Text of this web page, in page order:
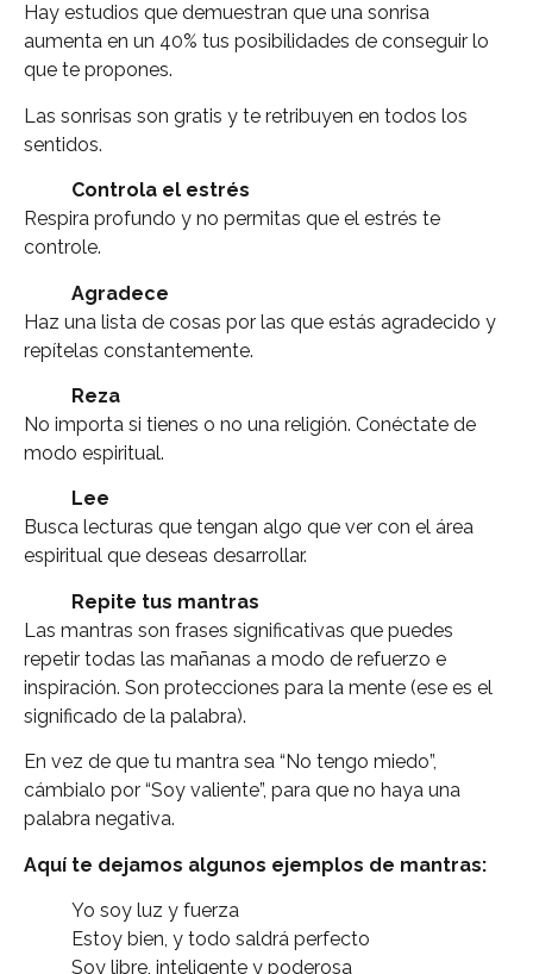
Hay estudios que demuestran que una sonrisa
aumenta en un 40% tus posibilidades de conseguir lo
que te propones.
Las sonrisas son gratis y te retribuyen en todos los
sentidos.
Controla el estrés
Respira profundo y no permitas que el estrés te
controle.
Agradece
Haz una lista de cosas por las que estás agradecido y
repítelas constantemente.
Reza
No importa si tienes o no una religión. Conéctate de
modo espiritual.
Lee
Busca lecturas que tengan algo que ver con el área
espiritual que deseas desarrollar.
Repite tus mantras
Las mantras son frases significativas que puedes
repetir todas las mañanas a modo de refuerzo e
inspiración. Son protecciones para la mente (ese es el
significado de la palabra).
En vez de que tu mantra sea “No tengo miedo”,
cámbialo por “Soy valiente”, para que no haya una
palabra negativa.
Aquí te dejamos algunos ejemplos de mantras:
Yo soy luz y fuerza
Estoy bien, y todo saldrá perfecto
Soy libre, inteligente y poderosa